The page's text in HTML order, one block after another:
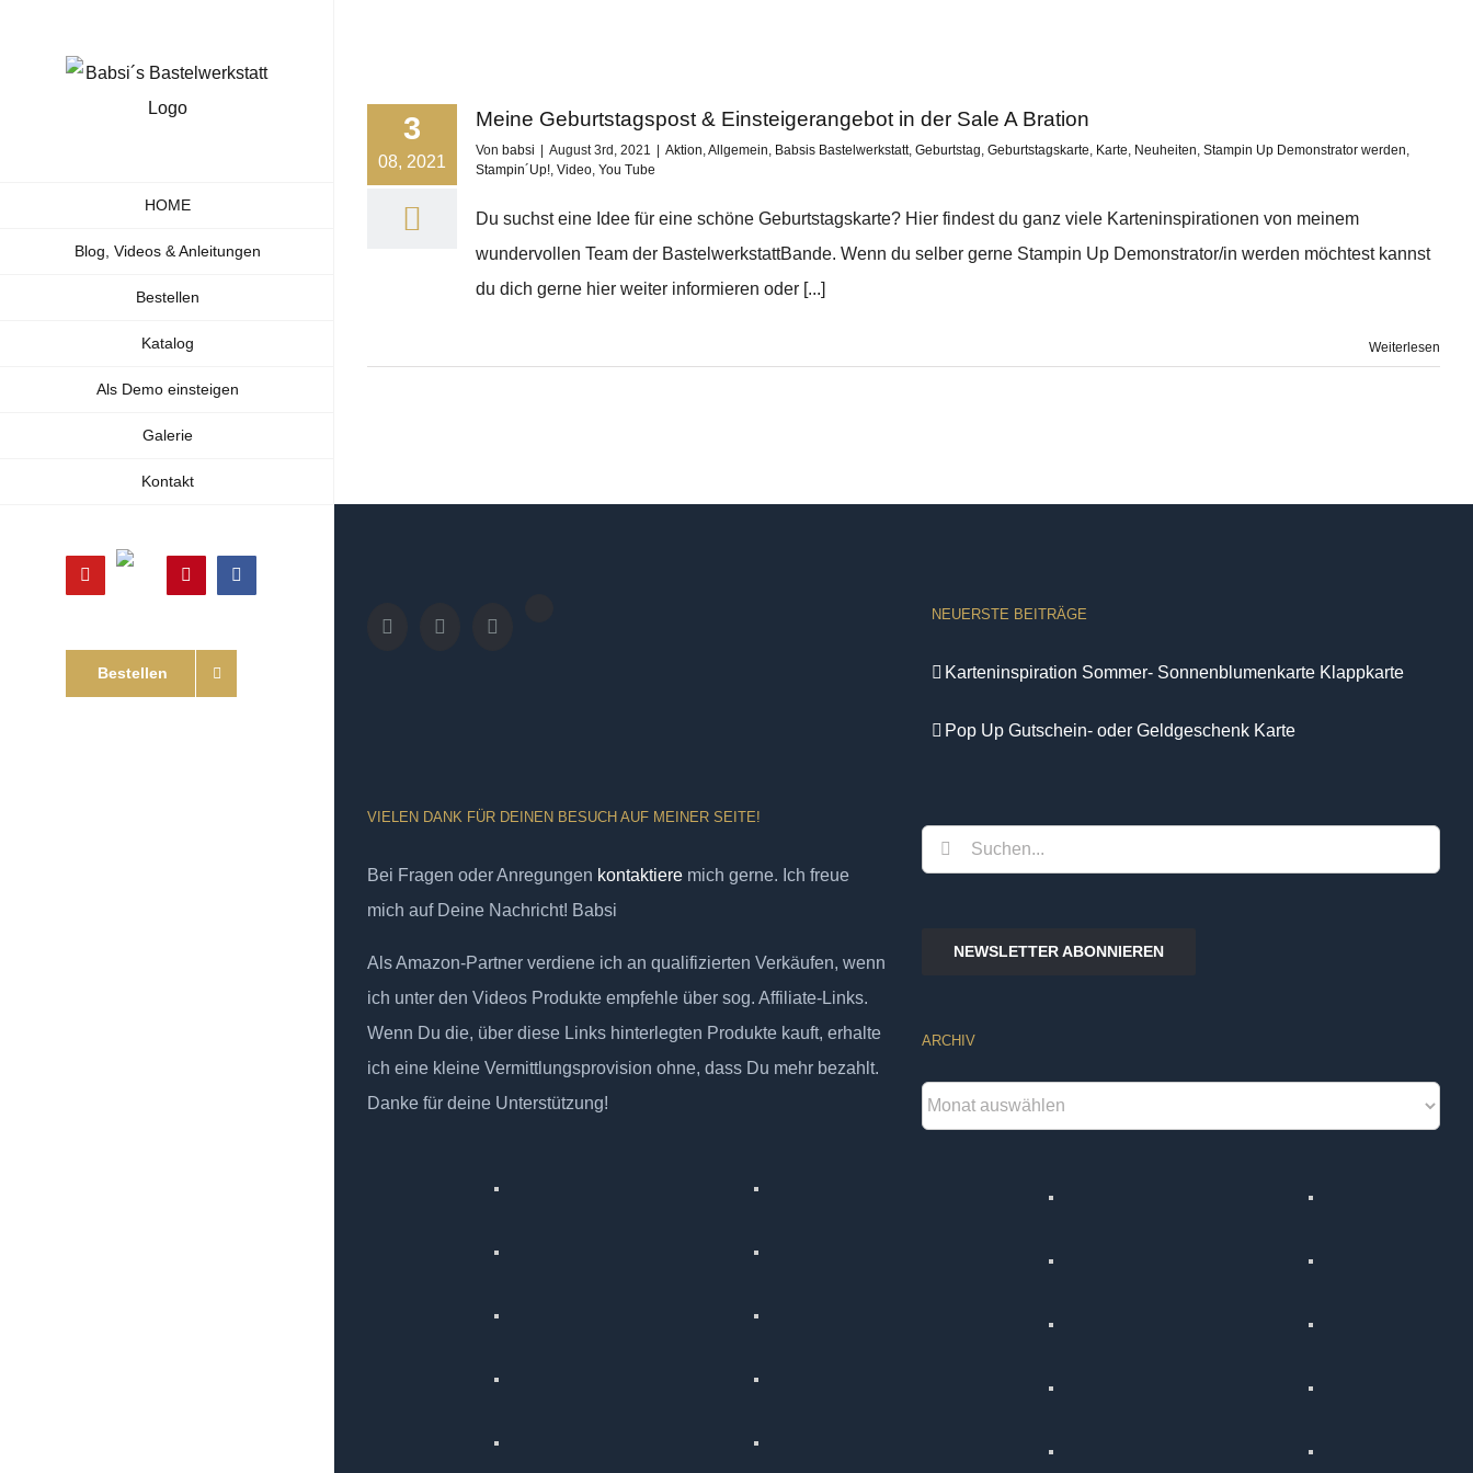
HOME
Blog, Videos & Anleitungen
Bestellen
Katalog
Als Demo einsteigen
Galerie
Kontakt
YouTube
Shop
PinterestFacebook
Bestellen
3
08, 2021
Meine Geburtstagspost & Einsteigerangebot in der Sale A Bration
Von babsi August 3rd, 2021 Aktion,Allgemein, Babsis Bastelwerkstatt, Geburtstag, Geburtstagskarte, Karte, Neuheiten, Stampin Up Demonstrator werden,
Stampin´Up!, Video, You Tube
Du suchst eine Idee für eine schöne Geburtstagskarte? Hier findest du ganz viele Karteninspirationen von meinem
wundervollen Team der BastelwerkstattBande. Wenn du selber gerne Stampin Up Demonstrator/in werden möchtest kannst
du dich gerne hier weiter informieren oder [...]
Weiterlesen
VIELEN DANK FÜR DEINEN BESUCH AUF MEINER SEITE!
Bei Fragen oder Anregungen kontaktiere mich gerne. Ich freue
mich auf Deine Nachricht! Babsi
Als Amazon-Partner verdiene ich an qualifizierten Verkäufen, wenn
ich unter den Videos Produkte empfehle über sog. Affiliate-Links.
Wenn Du die, über diese Links hinterlegten Produkte kauft, erhalte
ich eine kleine Vermittlungsprovision ohne, dass Du mehr bezahlt.
Danke für deine Unterstützung!
NEUERSTE BEITRÄGE
Karteninspiration Sommer- Sonnenblumenkarte Klappkarte
Pop Up Gutschein- oder Geldgeschenk Karte
Suche
nach:
NEWSLETTER ABONNIEREN
ARCHIV
Archiv